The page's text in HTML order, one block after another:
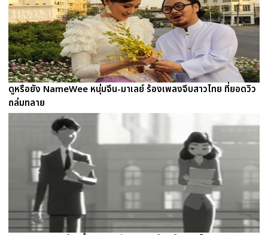
ดูหรือยัง NameWee หนุ่มจีน-มาเลย์ ร้องเพลงจีบสาวไทย ที่ยอดวิว
ถล่มทลาย